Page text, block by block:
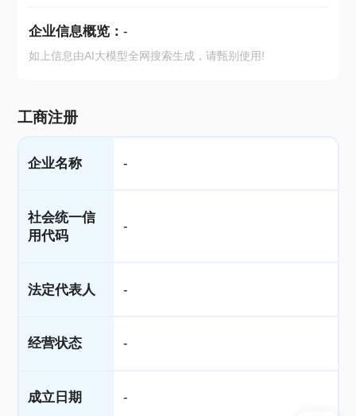
企业信息概览： -
如上信息由AI大模型全网搜索生成，请甄别使用!
工商注册
企业名称 -
社会统一信
用代码
-
法定代表人 -
经营状态 -
成立日期 -